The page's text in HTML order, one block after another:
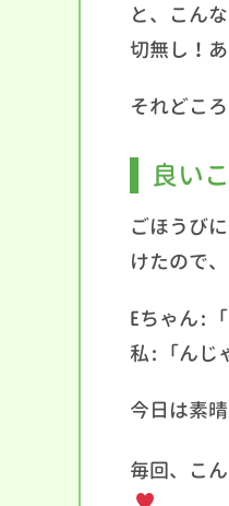
と、こん
切無し！
それどこ
良い
ごほうび
けたので
Eちゃん:
私:「んじ
今日は素
毎回、こ